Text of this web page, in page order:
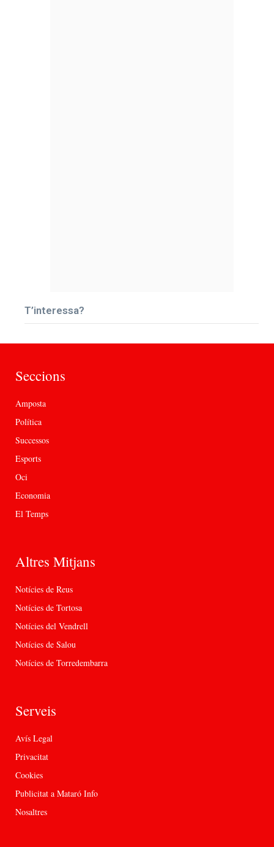
T’interessa?
Seccions
Amposta
Política
Successos
Esports
Oci
Economia
El Temps
Altres Mitjans
Notícies de Reus
Notícies de Tortosa
Notícies del Vendrell
Notícies de Salou
Notícies de Torredembarra
Serveis
Avís Legal
Privacitat
Cookies
Publicitat a Mataró Info
Nosaltres